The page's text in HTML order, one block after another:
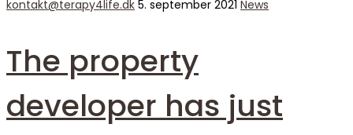
kontakt@terapy4life.dk 5. september 2021 News
The property
developer has just